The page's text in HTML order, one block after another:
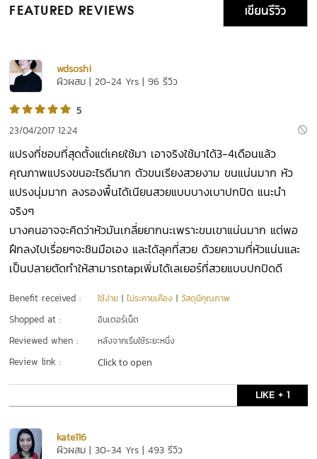
FEATURED REVIEWS เขียนรีวิว
wdsoshi
ผิวผสม | 20-24 Yrs | 96 รีวิว
5
23/04/2017 12:24
แปรงที่ชอบที่สุดตั้งแต่เคยใช้มา เอาจริงใช้มาได้3-4เดือนแล้ว
คุณภาพแปรงขนอะไรดีมาก ตัวขนเรียงสวยงาม ขนแน่นมาก หัว
แปรงนุ่มมาก ลงรองพื้นได้เนียนสวยแบบบางเบาปกปิด แนะนำ
จริงๆ
บางคนอาจจะคิดว่าหัวมันเกลี่ยยากนะเพราะขนเขาแน่นมาก แต่พอ
ฝึกลงไปเรื่อยๆจะชินมือเอง และได้ลุคที่สวย ด้วยความที่หัวแน่นและ
เป็นปลายตัดทำให้สามารถtapเพิ่มได้เลเยอร์ที่สวยแบบปกปิดดี
Benefit received : ใช้ง่าย |ไม่ระคายเคือง |วัสดุมีคุณภาพ
Shopped at : อินเตอร์เน็ต
Reviewed when : หลังจากเริ่มใช้ระยะหนึ่ง
Review link : Click to open
LIKE + 1
kate116
ผิวผสม | 30-34 Yrs | 493 รีวิว